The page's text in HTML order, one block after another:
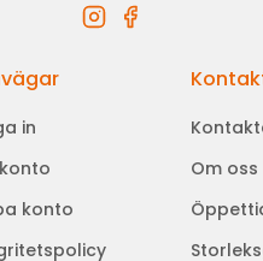
in
konto
Om oss